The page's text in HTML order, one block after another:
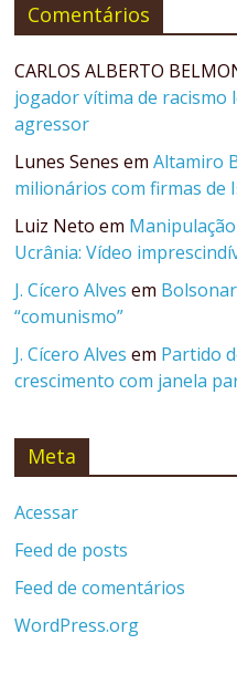
Comentários
CARLOS ALBERTO
jogador vítima de racismo
agressor
Lunes Senes emAltamiro
milionários com firmas de
Luiz Neto em
Ucrânia: Vídeo
J. Cícero Alves em
“comunismo”
J. Cícero Alves em Partido
crescimento com janela
Meta
Acessar
Feed de posts
Feed de comentários
WordPress.org